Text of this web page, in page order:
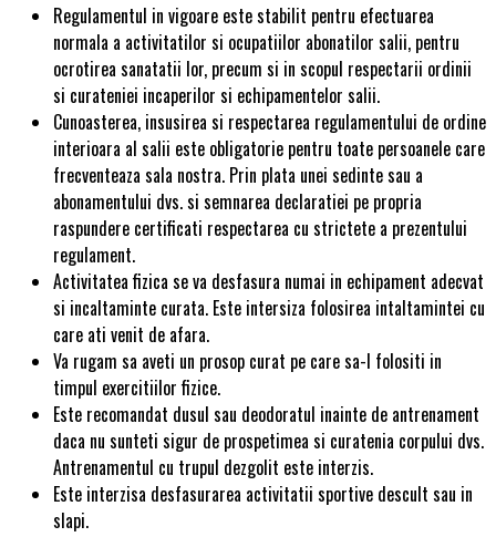
Regulamentul in vigoare este stabilit pentru efectuarea
normala a activitatilor si ocupatiilor abonatilor salii, pentru
ocrotirea sanatatii lor, precum si in scopul respectarii ordinii
si curateniei incaperilor si echipamentelor salii.
Cunoasterea, insusirea si respectarea regulamentului de ordine
interioara al salii este obligatorie pentru toate persoanele care
frecventeaza sala nostra. Prin plata unei sedinte sau a
abonamentului dvs. si semnarea declaratiei pe propria
raspundere certificati respectarea cu strictete a prezentului
regulament.
Activitatea fizica se va desfasura numai in echipament adecvat
si incaltaminte curata. Este intersiza folosirea intaltamintei cu
care ati venit de afara.
Va rugam sa aveti un prosop curat pe care sa-l folositi in
timpul exercitiilor fizice.
Este recomandat dusul sau deodoratul inainte de antrenament
daca nu sunteti sigur de prospetimea si curatenia corpului dvs.
Antrenamentul cu trupul dezgolit este interzis.
Este interzisa desfasurarea activitatii sportive descult sau in
slapi.